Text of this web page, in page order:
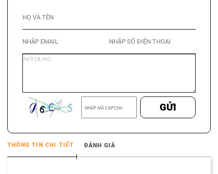
GỬI
THÔNG TIN CHI TIẾT ĐÁNH GIÁ